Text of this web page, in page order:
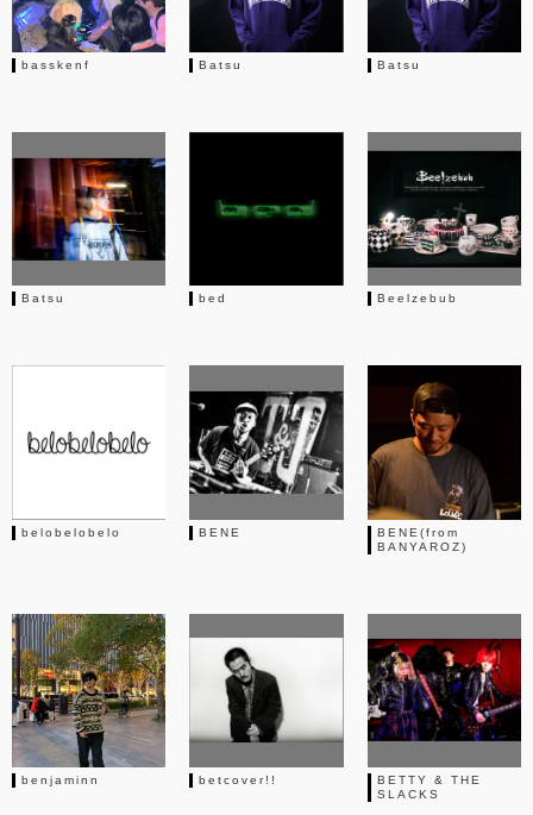
basskenf Batsu Batsu
Batsu bed Beelzebub
belobelobelo BENE
BENE(from
BANYAROZ)
benjaminn betcover!!
BETTY & THE
SLACKS